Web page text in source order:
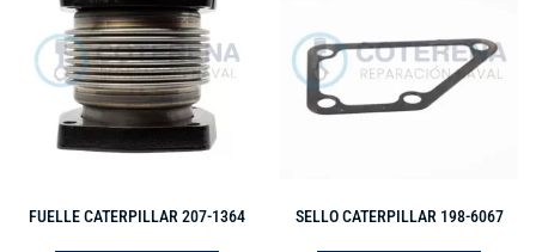
FUELLE CATERPILLAR 207-1364 SELLO CATERPILLAR 198-6067